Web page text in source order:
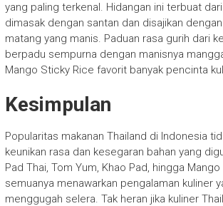
yang paling terkenal. Hidangan ini terbuat
dimasak dengan santan dan disajikan
matang yang manis. Paduan rasa gurih dari
berpadu sempurna dengan manisnya
Mango Sticky Rice favorit banyak pencinta
Kesimpulan
Popularitas makanan Thailand di Indonesia
keunikan rasa dan kesegaran bahan yang
Pad Thai, Tom Yum, Khao Pad, hingga
semuanya menawarkan pengalaman kuliner
menggugah selera. Tak heran jika kuliner